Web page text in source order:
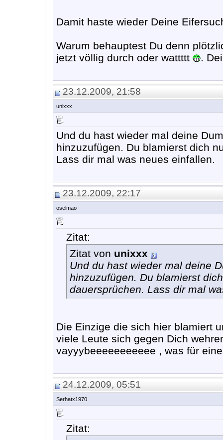
Damit haste wieder Deine
Warum behauptest Du denn
jetzt völlig durch oder wattttt
.
23.12.2009, 21:58
unixxx
Und du hast wieder mal deine
hinzuzufügen. Du blamierst dich
Lass dir mal was neues einfallen.
23.12.2009, 22:17
oselmao
Zitat:
Zitat von unixxx
Und du hast wieder mal deine
hinzuzufügen. Du blamierst
dauersprüchen. Lass dir mal
Die Einzige die sich hier blamiert
viele Leute sich gegen Dich
vayyybeeeeeeeeeee , was für
24.12.2009, 05:51
Serhatx1970
Zitat: